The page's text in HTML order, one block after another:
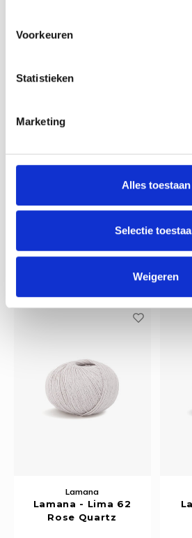
Voorkeuren
Statistieken
Marketing
Alles toestaan
Selectie
Weigeren
hedendaagse combinatie
heerlijk zacht aan, heeft een
model is het bijzonder ademend.
Deliverytime
Lamana
Lamana - Lima 62
Rose Quartz